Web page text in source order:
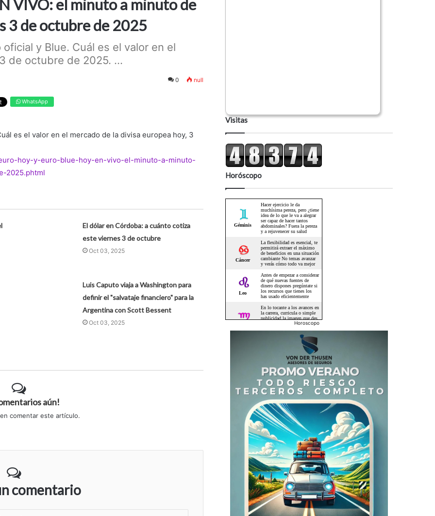
VIVO: el minuto a minuto de
3 de octubre de 2025
y Blue. Cuál es el valor en el
de octubre de 2025. ...
0 null
WhatsApp
es el valor en el mercado de la divisa europea hoy, 3
hoy-y-euro-blue-hoy-en-vivo-el-minuto-a-minuto-
2025.phtml
El dólar en Córdoba: a cuánto cotiza
este viernes 3 de octubre
Oct 03, 2025
Luis Caputo viaja a Washington para
definir el "salvataje financiero" para la
Argentina con Scott Bessent
Oct 03, 2025
aún!
comentar este artículo.
comentario
Visitas
Horóscopo
Horoscopo